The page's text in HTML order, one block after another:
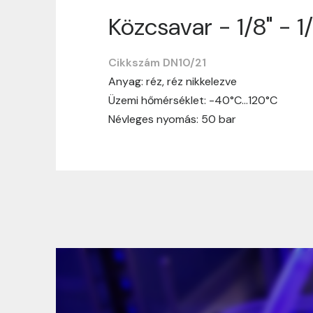
Közcsavar - 1/8" -
Cikkszám DN10/21
Anyag: réz, réz nikkelezve
Üzemi hőmérséklet: -40°C…120°C
Névleges nyomás: 50 bar
Szállítási
Nagyon köszönjük, hogy
vásárlásotok gördülékenyen és
Szállítási idő: